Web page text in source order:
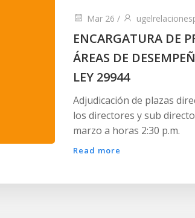
Mar 26 /
ENCARGATURA DE
ÁREAS DE
LEY 29944
Adjudicación de plazas
los directores y sub
marzo a horas 2:30 p.m.
Read more